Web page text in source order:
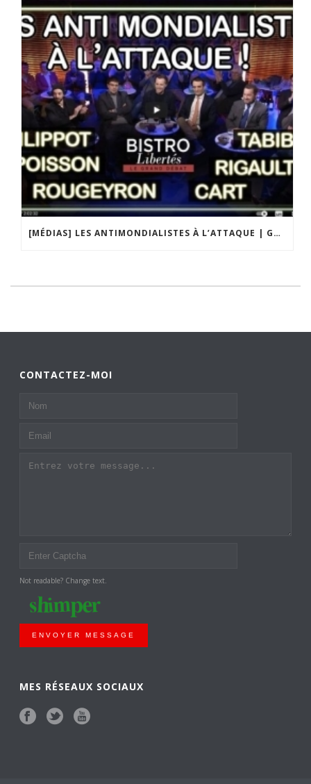
[MÉDIAS] LES ANTIMONDIALISTES À L’ATTAQUE | GRAND DÉBAT DE BRISTO LIBERTÉS
CONTACTEZ-MOI
Not readable? Change text.
ENVOYER MESSAGE
MES RÉSEAUX SOCIAUX